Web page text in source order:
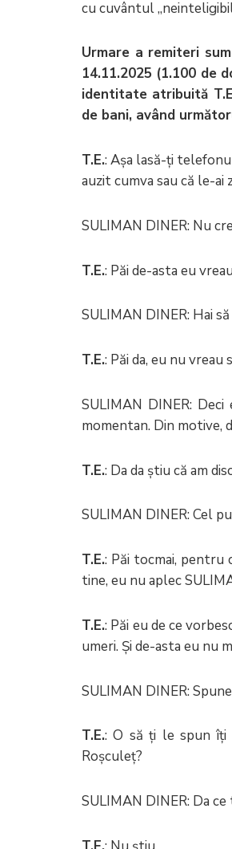
cu cuvântul
Urmare a remiteri
14.11.2025 (1.100 de
identitate atribuită
de bani, având
T.E.: Așa lasă-ți
auzit cumva sau că le-ai
SULIMAN DINER: Nu
T.E.: Păi de-asta eu
SULIMAN DINER: Hai
T.E.: Păi da, eu nu
SULIMAN DINER:
momentan. Din motive,
T.E.: Da da știu că am
SULIMAN DINER: Cel
T.E.: Păi tocmai, pentru
tine, eu nu aplec
T.E.: Păi eu de ce
umeri. Și de-asta eu nu
SULIMAN DINER:
T.E.: O să ți le spun îți
Roșculeț?
SULIMAN DINER: Da